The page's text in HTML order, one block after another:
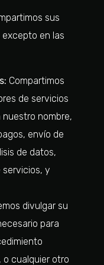
sus
en las
Compartimos
de servicios
nombre,
envío de
de datos,
servicios, y
divulgar su
para
o cualquier otro